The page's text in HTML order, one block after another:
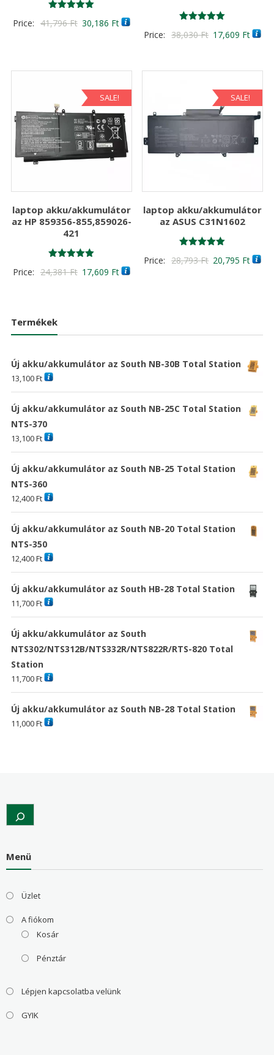
5.00
Price: 41,796Ft Original
41,796 Ft
30,186 FtCurrent
30,186 Ft
5.00
Price: 38,030Ft Original
17,609 Ft
SALE!
laptop akku/akkumulátor
az HP 859356-855,859026-
421
5.00
Price: 24,381Ft Original
17,609 FtCurrent
SALE!
laptop akku/akkumulátor
az ASUS C31N1602
5.00
Price: 28,793Ft Original
20,795 Ft
Termékek
Új akku/akkumulátor az South NB-30B Total Station
13,100Ft
Új akku/akkumulátor az South NB-25C Total Station
NTS-370
13,100Ft
Új akku/akkumulátor az South NB-25 Total Station
NTS-360
12,400Ft
Új akku/akkumulátor az South NB-20 Total Station
NTS-350
12,400Ft
Új akku/akkumulátor az South HB-28 Total Station
11,700Ft
Új akku/akkumulátor az South
NTS302/NTS312B/NTS332R/NTS822R/RTS-820 Total
Station
11,700Ft
Új akku/akkumulátor az South NB-28 Total Station
11,000Ft
Search
Menü
Üzlet
A fiókom
Kosár
Pénztár
Lépjen kapcsolatba velünk
GYIK